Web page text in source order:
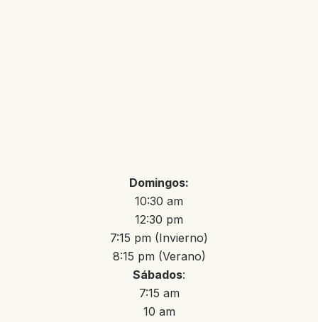
Domingos:
10:30 am
12:30 pm
7:15 pm (Invierno)
8:15 pm (Verano)
Sábados:
7:15 am
10 am